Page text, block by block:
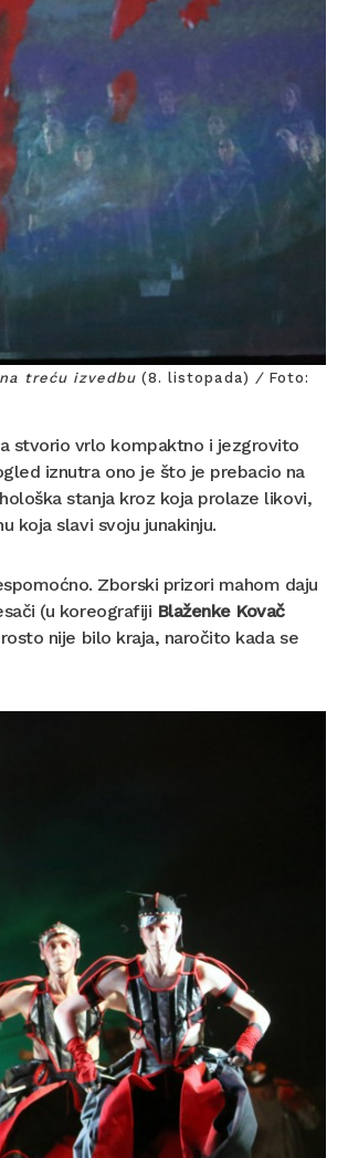
treću izvedbu (8. listopada) / Foto:
stvorio vrlo kompaktno i jezgrovito
iznutra ono je što je prebacio na
stanja kroz koja prolaze likovi,
koja slavi svoju junakinju.
Zborski prizori mahom daju
(u koreografiji Blaženke Kovač
nije bilo kraja, naročito kada se